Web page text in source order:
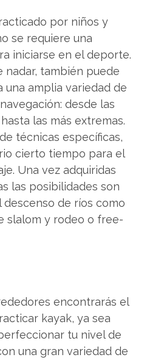
por niños y
se requiere una
iniciarse en el deporte.
nadar, también puede
una amplia variedad de
desde las
las más extremas.
técnicas específicas,
cierto tiempo para el
Una vez adquiridas
las posibilidades son
de ríos como
slalom y rodeo o free-
encontrarás el
kayak, ya sea
tu nivel de
una gran variedad de